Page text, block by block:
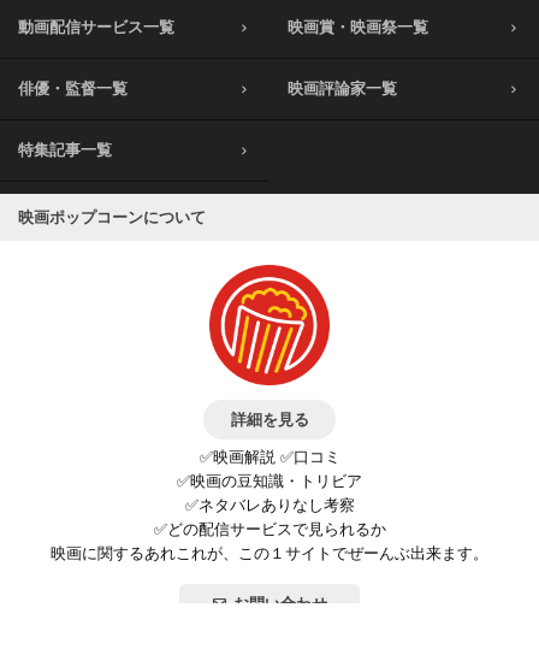
動画配信サービス一覧 映画賞・映画祭一覧
俳優・監督一覧 映画評論家一覧
特集記事一覧
映画ポップコーンについて
詳細を見る
✅映画解説 ✅口コミ
✅映画の豆知識・トリビア
✅ネタバレありなし考察
✅どの配信サービスで見られるか
映画に関するあれこれが、この１サイトでぜーんぶ出来ます。
お問い合わせ